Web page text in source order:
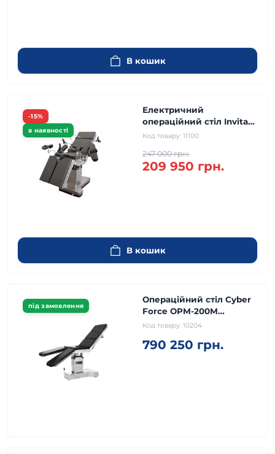
В кошик
-15%
в наявності
Електричний
операційний стіл Invita
CH-T200
Код товару: 11100
247 000 грн.
209 950 грн.
В кошик
під замовлення
Операційний стіл Cyber ​​​​
Force OPM-200M
Універсальний
Код товару: 10204
790 250 грн.